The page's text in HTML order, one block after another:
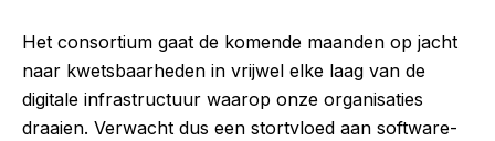
Het consortium gaat de komende maanden op jacht
naar kwetsbaarheden in vrijwel elke laag van de
digitale infrastructuur waarop onze organisaties
draaien. Verwacht dus een stortvloed aan software-